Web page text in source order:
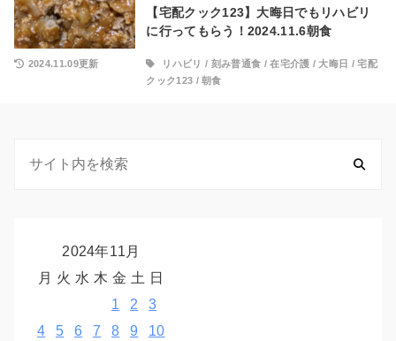
【宅配クック123】大晦日でもリハビリ
に行ってもらう！2024.11.6朝食
2024.11.09更新 リハビリ / 刻み普通食 /在宅介護 / 大晦日 /宅配
クック123 /朝食
2024年11月
月 火 水 木 金 土 日
1
2
3
4
5 6 7 8 9
10